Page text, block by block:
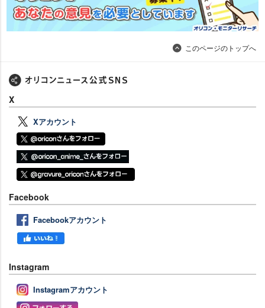
このページのトップへ
X
Xアカウント
Facebook
Facebookアカウント
Instagram
Instagramアカウント